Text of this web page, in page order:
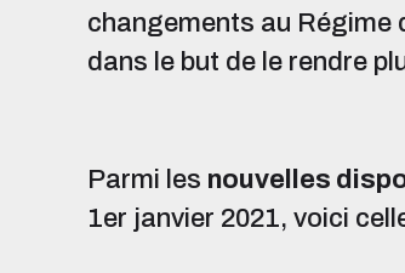
changements au Régime
dans le but de le rendre
Parmi les nouvelles
1er janvier 2021, voici